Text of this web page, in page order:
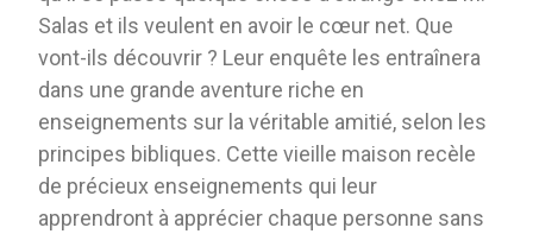
Salas et ils veulent en avoir le cœur net. Que
vont-ils découvrir ? Leur enquête les entraînera
dans une grande aventure riche en
enseignements sur la véritable amitié, selon les
principes bibliques. Cette vieille maison recèle
de précieux enseignements qui leur
apprendront à apprécier chaque personne sans